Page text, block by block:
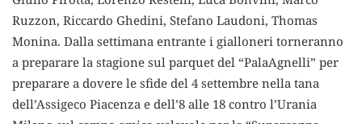
Ruzzon, Riccardo Ghedini, Stefano Laudoni, Thomas
Monina. Dalla settimana entrante i gialloneri torneranno
a preparare la stagione sul parquet del “PalaAgnelli” per
preparare a dovere le sfide del 4 settembre nella tana
dell’Assigeco Piacenza e dell’8 alle 18 contro l’Urania